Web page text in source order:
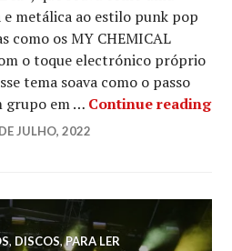
e metálica ao estilo punk pop
como os MY CHEMICAL
o toque electrónico próprio
tema soava como o passo
grupo em … Continue reading
JULHO, 2022
, DISCOS,PARA LER